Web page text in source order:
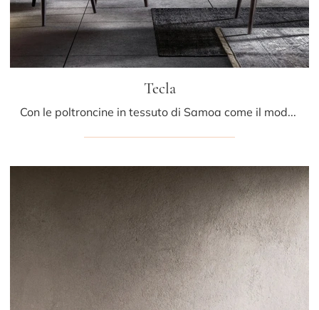
Tecla
Con le poltroncine in tessuto di Samoa come il modello Tecla potrai completare il tuo progetto d'arredo.